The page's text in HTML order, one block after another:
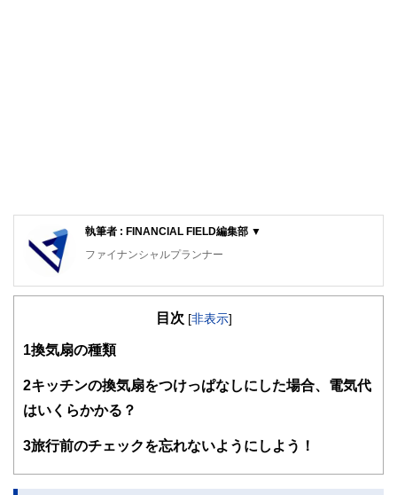
執筆者 : FINANCIAL FIELD編集部 ▼
ファイナンシャルプランナー
FinancialField編集部は、金融、経済に関する記事を、日々
知識がない方でも理解できるようわかりやすく発信していま
得者を中心に「お金や暮らし」に関する書籍・雑誌の編集経
験者で構成され、企画立案から記事掲載まですべての工程に
関わることで、読者目線のコンテンツを追求しています。
FinancialFieldの特徴は、ファイナンシャルプランナー、弁
ドバイザー、DCプランナー、公認会計士、社会保険労務
士、行政書士、投資アナリスト、キャリアコンサルタントな
目次 [非表示]
1 換気扇の種類
2キッチンの換気扇をつけっぱなしにした場合、電気代
はいくらかかる？
3旅行前のチェックを忘れないようにしよう！